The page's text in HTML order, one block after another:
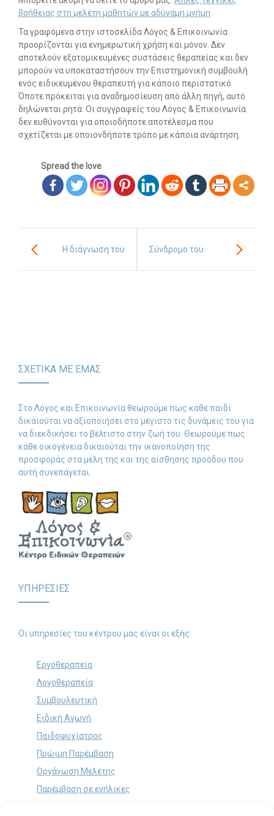
βοήθειας στη μελέτη μαθητών με αδύναμη μνήμη
Τα γραφόμενα στην ιστοσελίδα Λόγος & Επικοινωνία
προορίζονται για ενημερωτική χρήση και μόνον. Δεν
αποτελούν εξατομικευμένες συστάσεις θεραπείας και δεν
μπορούν να υποκαταστήσουν την Επιστημονική συμβουλή
ενός ειδικευμένου θεραπευτή για κάποιο περιστατικό.
Όποτε πρόκειται για αναδημοσίευση από άλλη πηγή, αυτό
δηλώνεται ρητά. Οι συγγραφείς του Λόγος & Επικοινωνία
δεν ευθύνονται για οποιοδήποτε αποτέλεσμα που
σχετίζεται με οποιονδήποτε τρόπο με κάποια ανάρτηση.
Spread the love
Η διάγνωση του
κοινωνικοποίηση
Σύνδρομο του
ΣΧΕΤΙΚΑ ΜΕ ΕΜΑΣ
Στο Λόγος και Επικοινωνία θεωρούμε πως κάθε παιδί
δικαιούται να αξιοποιήσει στο μέγιστο τις δυνάμεις του για
να διεκδικήσει το βέλτιστο στην ζωή του. Θεωρούμε πως
κάθε οικογένεια δικαιούται την ικανοποίηση της
προσφοράς στα μέλη της και της αίσθησης προόδου που
αυτή συνεπάγεται.
ΥΠΗΡΕΣΙΕΣ
Οι υπηρεσίες του κέντρου μας είναι οι εξής:
Εργοθεραπεία
Λογοθεραπεία
Συμβουλευτική
Ειδική Αγωγή
Παιδοψυχίατρος
Πρώιμη Παρέμβαση
Οργάνωση Μελέτης
Παρέμβαση σε ενήλικες